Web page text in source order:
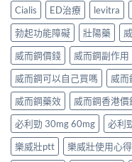
Cialis ED治療 levitra
勃起功能障礙
壯陽藥
威而鋼價錢
威而鋼副作用
威而鋼可以自己買嗎
威而
威而鋼藥效
威而鋼香港價
必利勁 30mg 60mg
必利
樂威壯ptt
樂威壯使用心得